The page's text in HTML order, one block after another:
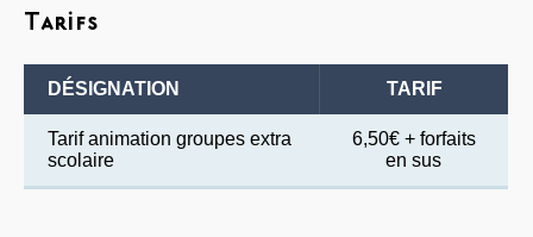
Tarifs
DÉSIGNATION TARIF
Tarif animation groupes extra
scolaire
6,50€ + forfaits
en sus